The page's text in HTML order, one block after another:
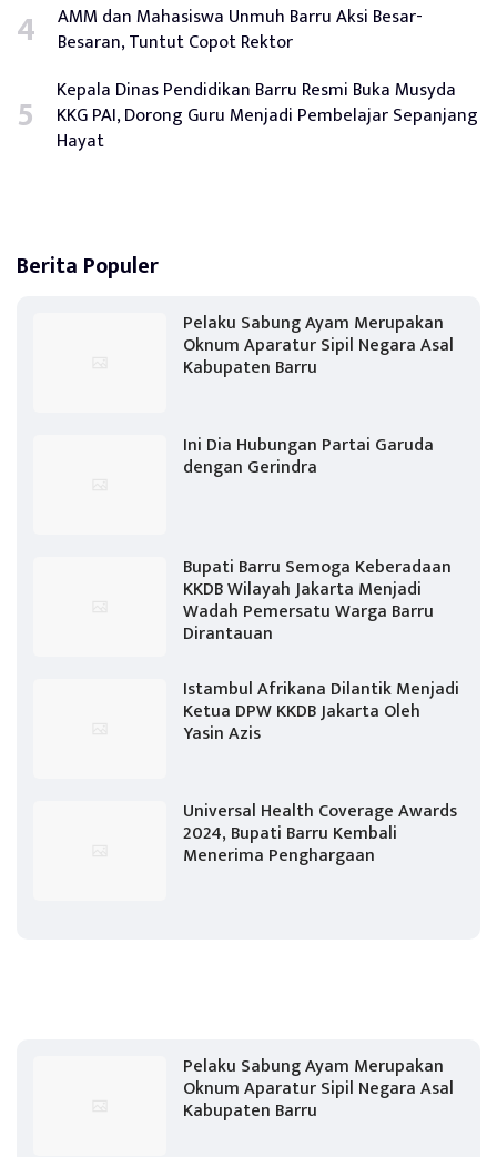
AMM dan Mahasiswa Unmuh Barru Aksi Besar-
Besaran, Tuntut Copot Rektor
Kepala Dinas Pendidikan Barru Resmi Buka Musyda
KKG PAI, Dorong Guru Menjadi Pembelajar Sepanjang
Hayat
Berita Populer
Pelaku Sabung Ayam Merupakan
Oknum Aparatur Sipil Negara Asal
Kabupaten Barru
Ini Dia Hubungan Partai Garuda
dengan Gerindra
Bupati Barru Semoga Keberadaan
KKDB Wilayah Jakarta Menjadi
Wadah Pemersatu Warga Barru
Dirantauan
Istambul Afrikana Dilantik Menjadi
Ketua DPW KKDB Jakarta Oleh
Yasin Azis
Universal Health Coverage Awards
2024, Bupati Barru Kembali
Menerima Penghargaan
Pelaku Sabung Ayam Merupakan
Oknum Aparatur Sipil Negara Asal
Kabupaten Barru